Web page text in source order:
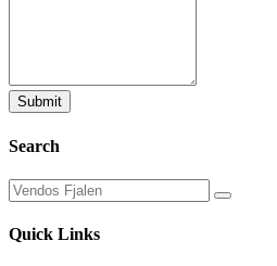
Search
Quick Links